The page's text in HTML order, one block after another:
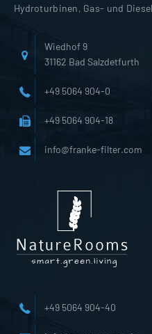
Hydroturbinen, Gas- und
Wiedhof 9
31162 Bad Salzdetfurth
+49 5064 904-0
+49 5064 904-18
info@franke-filter.com
+49 5064 904-40